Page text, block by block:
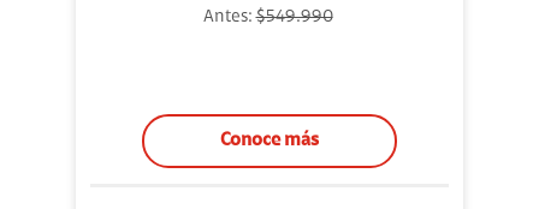
Antes:$549.990
Conoce más